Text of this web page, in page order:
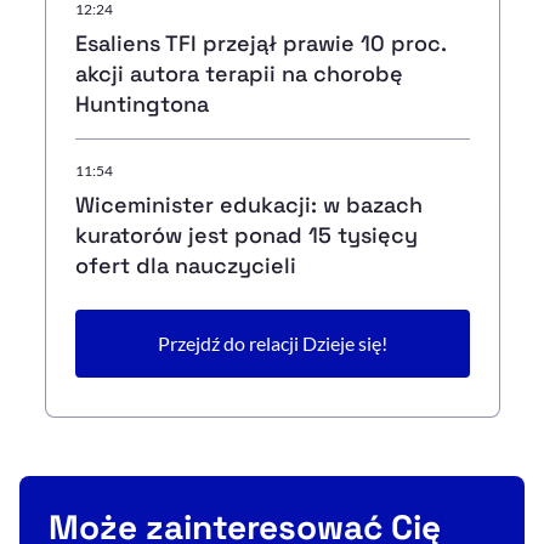
12:24
Esaliens TFI przejął prawie 10 proc.
akcji autora terapii na chorobę
Huntingtona
11:54
Wiceminister edukacji: w bazach
kuratorów jest ponad 15 tysięcy
ofert dla nauczycieli
Przejdź do relacji Dzieje się!
Może zainteresować Cię